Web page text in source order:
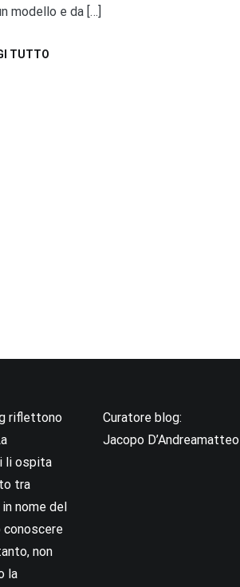
modello e da […]
TUTTO
riflettono
li ospita
tra
nome del
conoscere
non
la
Curatore blog:
Jacopo D’Andreamatteo